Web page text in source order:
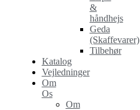
&
håndhejs
Geda
(Skaffevarer)
Tilbehør
Katalog
Vejledninger
Om
Os
Om